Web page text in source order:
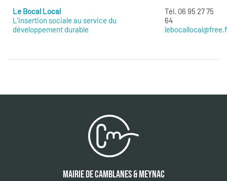
Le Bocal Local
L’insertion sociale au service du
développement durable
Tél. 06 95 27 75
64
MAIRIE DE CAMBLANES & MEYNAC